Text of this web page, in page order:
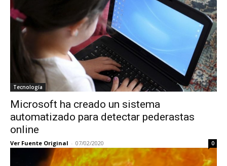
Tecnología
Microsoft ha creado un sistema
automatizado para detectar pederastas
online
Ver Fuente Original - 07/02/2020 0